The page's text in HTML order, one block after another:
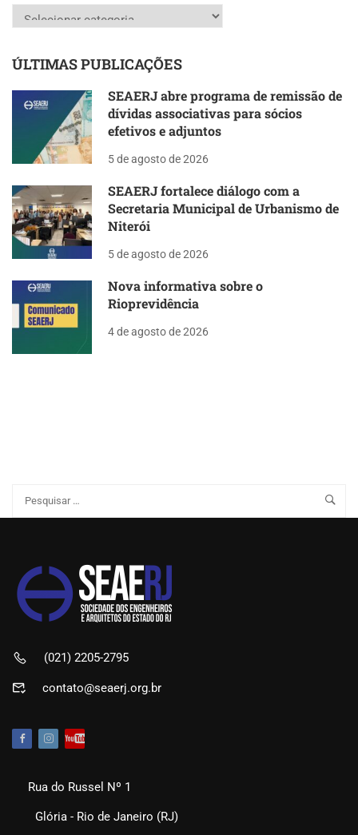
PÚBLICA
PELA
SALARIAL
Categorias
ÚLTIMAS PUBLICAÇÕES
SEAERJ abre programa de remissão de
dívidas associativas para sócios
efetivos e adjuntos
5 de agosto de 2026
SEAERJ fortalece diálogo com a
Secretaria Municipal de Urbanismo de
Niterói
5 de agosto de 2026
Nova informativa sobre o
Rioprevidência
4 de agosto de 2026
(021) 2205-2795
contato@seaerj.org.br
Rua do Russel Nº 1
Glória - Rio de Janeiro (RJ)